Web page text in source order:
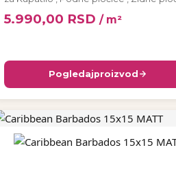
5.990,00 RSD / m²
Pogledajproizvod